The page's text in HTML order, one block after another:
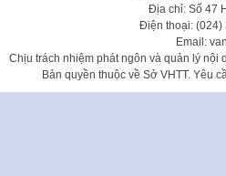
Địa chỉ: Số 47
Điện thoại: (024)
Email:
Chịu trách nhiệm phát ngôn và quản lý nội
Bản quyền thuộc về Sở VHTT. Yêu